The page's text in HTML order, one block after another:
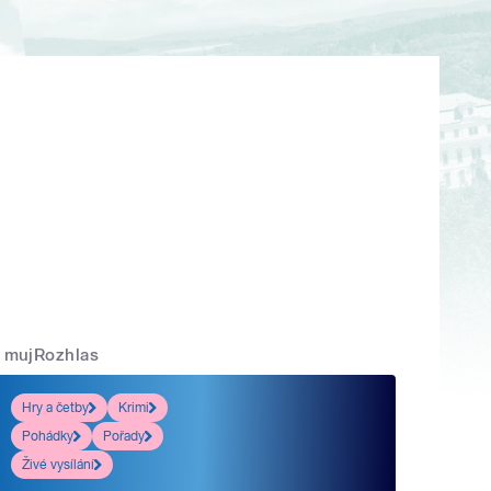
mujRozhlas
Hry a četby
Krimi
Pohádky
Pořady
Živé vysílání